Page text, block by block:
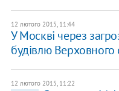
12 лютого 2015, 11:44
У Москві через
будівлю Верховного
12 лютого 2015, 11:22